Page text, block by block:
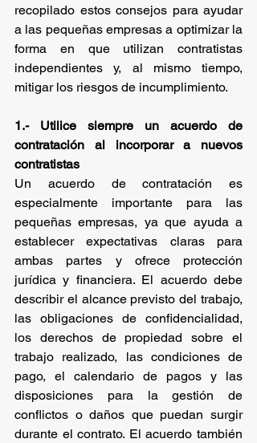
recopilado estos consejos para ayudar
a las pequeñas empresas a optimizar la
forma en que utilizan contratistas
independientes y, al mismo tiempo,
mitigar los riesgos de incumplimiento.
1.- Utilice siempre un acuerdo de
contratación al incorporar a nuevos
contratistas
Un acuerdo de contratación es
especialmente importante para las
pequeñas empresas, ya que ayuda a
establecer expectativas claras para
ambas partes y ofrece protección
jurídica y financiera. El acuerdo debe
describir el alcance previsto del trabajo,
las obligaciones de confidencialidad,
los derechos de propiedad sobre el
trabajo realizado, las condiciones de
pago, el calendario de pagos y las
disposiciones para la gestión de
conflictos o daños que puedan surgir
durante el contrato. El acuerdo también